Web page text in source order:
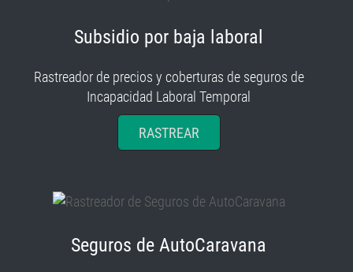
Subsidio por baja laboral
Rastreador de precios y coberturas de seguros de
Incapacidad Laboral Temporal
RASTREAR
Seguros de AutoCaravana